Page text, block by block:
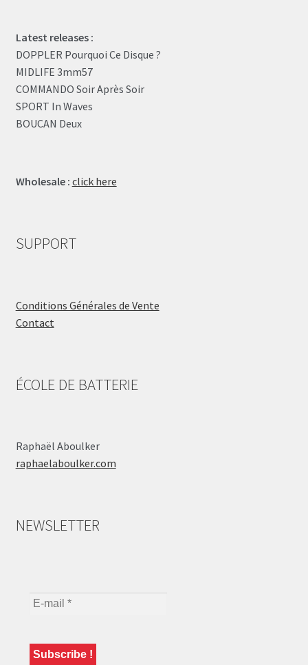
Latest releases :
DOPPLER Pourquoi Ce Disque ?
MIDLIFE 3mm57
COMMANDO Soir Après Soir
SPORT In Waves
BOUCAN Deux
Wholesale : click here
SUPPORT
Conditions Générales de Vente
Contact
ÉCOLE DE BATTERIE
Raphaël Aboulker
raphaelaboulker.com
NEWSLETTER